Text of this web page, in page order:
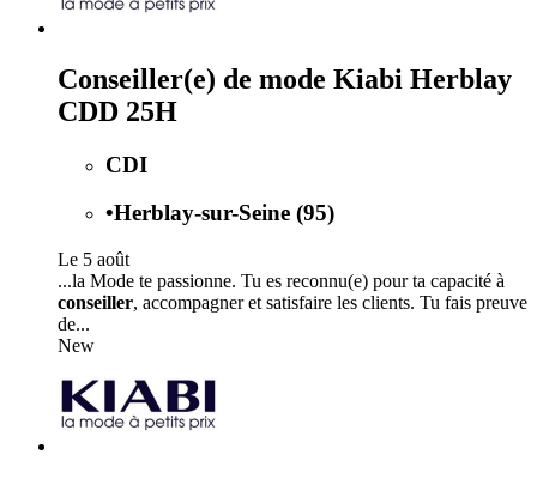
Conseiller(e) de mode Kiabi Herblay
CDD 25H
CDI
•Herblay-sur-Seine (95)
Le 5 août
...la Mode te passionne. Tu es reconnu(e) pour ta capacité à
conseiller, accompagner et satisfaire les clients. Tu fais preuve
de...
New